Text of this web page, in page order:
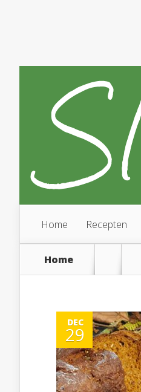
Home Recepten
Home
DEC
29